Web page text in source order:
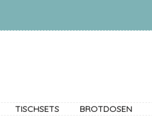
TISCHSETS BROTDOSEN